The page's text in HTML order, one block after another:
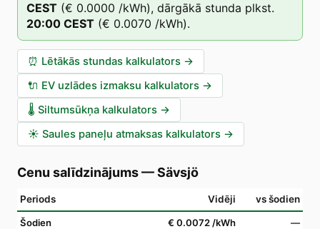
CEST (€ 0.0000 /kWh), dārgākā stunda plkst.
20:00 CEST (€ 0.0070 /kWh).
⏰ Lētākās stundas kalkulators →
🔌 EV uzlādes izmaksu kalkulators →
🌡️ Siltumsūkņa kalkulators →
☀️ Saules paneļu atmaksas kalkulators →
Cenu salīdzinājums—Sävsjö
Periods Vidēji vs šodien
Šodien € 0.0072 /kWh
—